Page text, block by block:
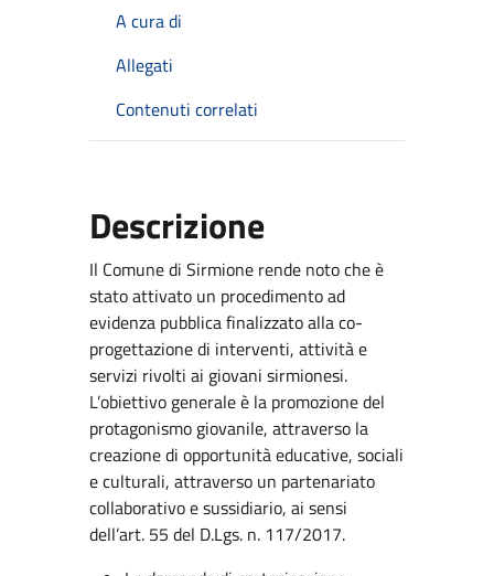
A cura di
Allegati
Contenuti correlati
Descrizione
Il Comune di Sirmione rende noto che è
stato attivato un procedimento ad
evidenza pubblica finalizzato alla co-
progettazione di interventi, attività e
servizi rivolti ai giovani sirmionesi.
L’obiettivo generale è la promozione del
protagonismo giovanile, attraverso la
creazione di opportunità educative, sociali
e culturali, attraverso un partenariato
collaborativo e sussidiario, ai sensi
dell’art. 55 del D.Lgs. n. 117/2017.